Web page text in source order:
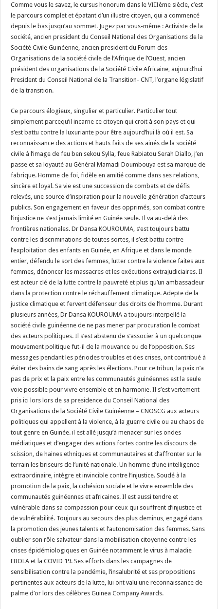
Comme vous le savez, le cursus honorum dans le VIIIème siècle, c’est
le parcours complet et épatant d’un illustre citoyen, qui a commencé
depuis le bas jusqu’au sommet. Jugez par vous-même : Activiste de la
société, ancien president du Conseil National des Organisations de la
Société Civile Guinéenne, ancien president du Forum des
Organisations de la société civile de l’Afrique de l’Ouest, ancien
président des organisations de la Société Civile Africaine, aujourd’hui
President du Conseil National de la Transition- CNT, l’organe législatif
de la transition.
Ce parcours élogieux, singulier et particulier. Particulier tout
simplement parcequ’il incarne ce citoyen qui croit à son pays et qui
s’est battu contre la luxuriante pour être aujourd’hui là où il est. Sa
reconnaissance des actions et hauts faits de ses ainés de la société
civile à l’image de feu ben sekou Sylla, feue Rabiatou Serah Diallo, j’en
passe et sa loyauté au Général Mamadi Doumbouya est sa marque de
fabrique. Homme de foi, fidèle en amitié comme dans ses relations,
sincère et loyal. Sa vie est une succession de combats et de défis
relevés, une source d’inspiration pour la nouvelle génération d’acteurs
publics. Son engagement en faveur des opprimés, son combat contre
l’injustice ne s’est jamais limité en Guinée seule. Il va au-delà des
frontières nationales. Dr Dansa KOUROUMA, s’est toujours battu
contre les discriminations de toutes sortes, il s’est battu contre
l’exploitation des enfants en Guinée, en Afrique et dans le monde
entier, défendu le sort des femmes, lutter contre la violence faites aux
femmes, dénoncer les massacres et les exécutions extrajudiciaires. Il
est acteur clé de la lutte contre la pauvreté et plus qu’un ambassadeur
dans la protection contre le réchauffement climatique. Adepte de la
justice climatique et fervent défenseur des droits de l’homme. Durant
plusieurs années, Dr Dansa KOUROUMA a toujours interpellé la
société civile guinéenne de ne pas mener par procuration le combat
des acteurs politiques. Il s’est abstenu de s’associer à un quelconque
mouvement politique fut-il de la mouvance ou de l’opposition. Ses
messages pendant les périodes troubles et des crises, ont contribué à
éviter des bains de sang après les élections. Pour ce tribun, la paix n’a
pas de prix et la paix entre les communautés guinéennes est la seule
voie possible pour vivre ensemble et en harmonie. Il s’est vertement
pris ici lors lors de sa presidence du Conseil National des
Organisations de la Société Civile Guinéenne – CNOSCG aux acteurs
politiques qui appellent à la violence, à la guerre civile ou au chaos de
tout genre en Guinée. il est allé jusqu’à menacer sur les ondes
médiatiques et d’engager des actions fortes contre les discours de
scission, de haines ethniques et communautaires et d’affronter sur le
terrain les briseurs de l’unité nationale. Un homme d’une intelligence
extraordinaire, intègre et invincible contre l’injustice. Soudé à la
promotion de la paix, la cohésion sociale et le vivre ensemble des
communautés guinéennes et africaines. Il est aussi tendre et
vulnérable dans sa compassion pour ceux qui souffrent d’injustice et
de vulnérabilité. Toujours au secours des plus deminus, engagé dans
la promotion des jeunes talents et l’autonomisation des femmes. Sans
oublier son rôle salvateur dans la mobilisation citoyenne contre les
crises épidémiologiques en Guinée notamment le virus à maladie
EBOLA et la COVID 19. Ses efforts dans les campagnes de
sensibilisation contre la pandémie, l’insalubrité et ses propositions
pertinentes aux acteurs de la lutte, lui ont valu une reconnaissance de
palme d’or lors des célèbres Guinea Company Awards.